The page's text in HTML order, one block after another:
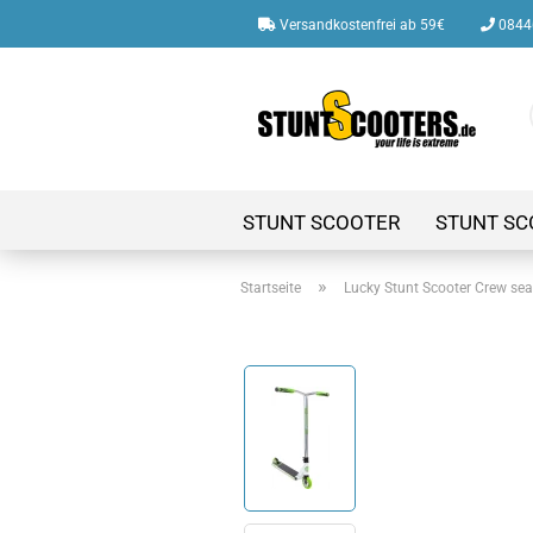
Versandkostenfrei ab 59€
STUNT SCOOTER STUNT
Startseite » Lucky Stunt Scooter Crew